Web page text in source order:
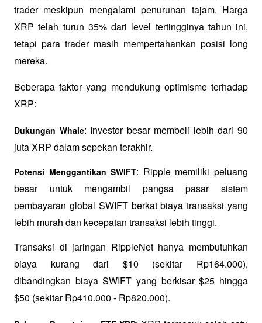
trader meskipun mengalami penurunan tajam. Harga
XRP telah turun 35% dari level tertingginya tahun ini,
tetapi para trader masih mempertahankan posisi long
mereka.
Beberapa faktor yang mendukung optimisme terhadap
XRP:
Dukungan Whale: Investor besar membeli lebih dari 90
juta XRP dalam sepekan terakhir.
Potensi Menggantikan SWIFT: Ripple memiliki peluang
besar untuk mengambil pangsa pasar sistem
pembayaran global SWIFT berkat biaya transaksi yang
lebih murah dan kecepatan transaksi lebih tinggi.
Transaksi di jaringan RippleNet hanya membutuhkan
biaya kurang dari $10 (sekitar Rp164.000),
dibandingkan biaya SWIFT yang berkisar $25 hingga
$50 (sekitar Rp410.000 - Rp820.000).